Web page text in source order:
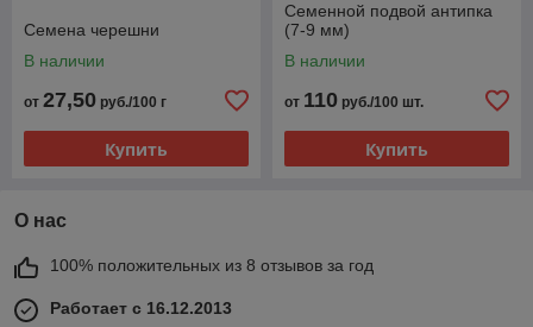
Семена черешни
В наличии
от 27,50 руб./100 г
Купить
Семенной подвой антипка
(7-9 мм)
В наличии
от 110 руб./100 шт.
Купить
О нас
100% положительных из 8 отзывов за год
Работает с 16.12.2013